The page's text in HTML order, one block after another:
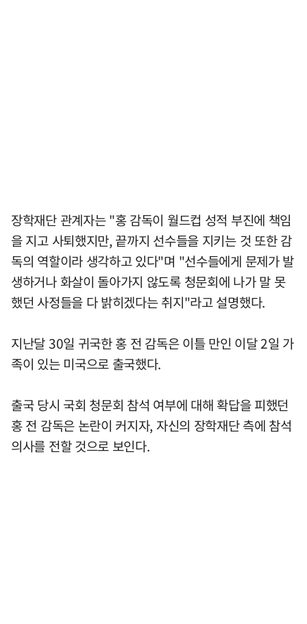
장학재단 관계자는 "홍 감독이 월드컵 성적 부진에 책임
을 지고 사퇴했지만, 끝까지 선수들을 지키는 것 또한 감
독의 역할이라 생각하고 있다"며 "선수들에게 문제가 발
생하거나 화살이 돌아가지 않도록 청문회에 나가 말 못
했던 사정들을 다 밝히겠다는 취지"라고 설명했다.
지난달 30일 귀국한 홍 전 감독은 이틀 만인 이달 2일 가
족이 있는 미국으로 출국했다.
출국 당시 국회 청문회 참석 여부에 대해 확답을 피했던
홍 전 감독은 논란이 커지자, 자신의 장학재단 측에 참석
의사를 전할 것으로 보인다.